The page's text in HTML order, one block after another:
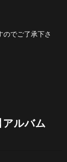
でご了承下さ
アルバム